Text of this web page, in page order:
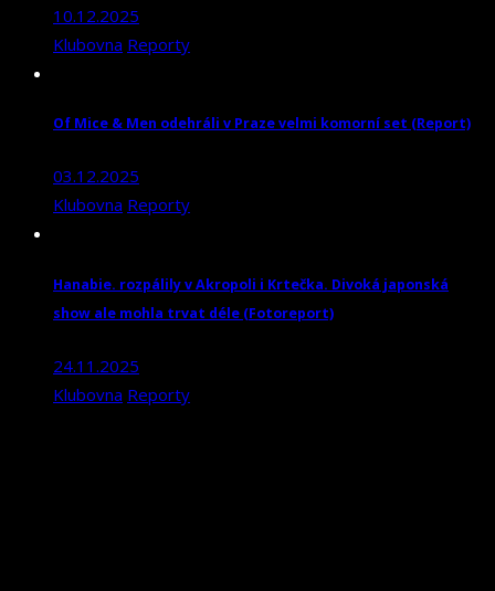
10.12.2025
Klubovna Reporty
Of Mice & Men odehráli v Praze velmi komorní set (Report)
03.12.2025
Klubovna Reporty
Hanabie. rozpálily v Akropoli i Krtečka. Divoká japonská
show ale mohla trvat déle (Fotoreport)
24.11.2025
Klubovna Reporty